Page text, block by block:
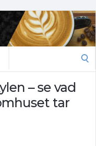
– se vad
tar